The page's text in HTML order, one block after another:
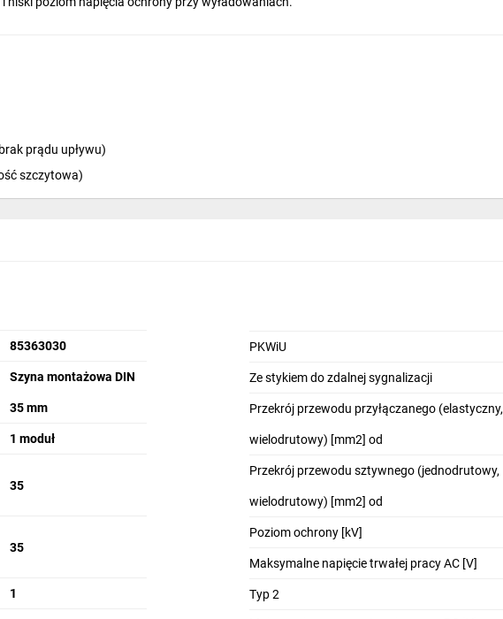
prądu upływu)
szczytowa)
z systemami nadzoru)
1,5–35 mm2
(monitorowanie stanu i bezpieczne odłączenie uszkodzonego modułu)
modułów
komercyjnych i przemysłowych (linie fazowe)
wymagana jest niska rezystancja upływu
85363030
Szyna montażowa DIN
35 mm
1 moduł
35
35
1
PKWiU
Ze stykiem do zdalnej sygnalizacji
Przekrój przewodu przyłączanego (elastyczny,
wielodrutowy) [mm2] od
Przekrój przewodu sztywnego (jednodrutowy,
wielodrutowy) [mm2] od
Poziom ochrony [kV]
Maksymalne napięcie trwałej pracy AC [V]
Typ 2